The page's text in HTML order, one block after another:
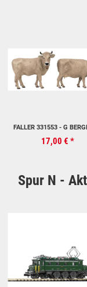
FALLER 331553 - G
17,00 € *
Spur N -